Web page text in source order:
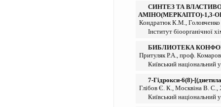
СИНТЕЗ ТА
АМІНО(МЕРКАПТО)-1,3-
Кондратюк К.М.,
Інститут біоорганічної
БИБЛИОТЕКА
Притуляк Р.А., проф.
Київський національний
7-Гідрокси-6(8)-
Глібов Є. К., Москвіна В. С.,
Київський національний